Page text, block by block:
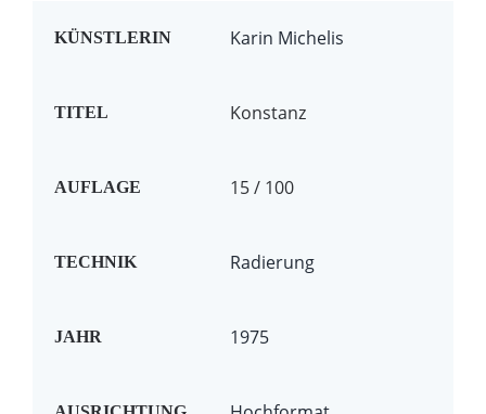
KÜNSTLERIN Karin Michelis
TITEL Konstanz
AUFLAGE 15 / 100
TECHNIK Radierung
JAHR 1975